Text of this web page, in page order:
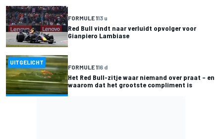
FORMULE 113 u
Red Bull vindt naar verluidt opvolger voor
Gianpiero Lambiase
UITGELICHT
FORMULE 116 d
Het Red Bull-zitje waar niemand over praat – en
waarom dat het grootste compliment is